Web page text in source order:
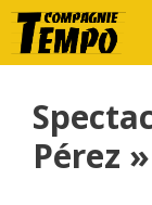
Aller
au
contenu
Pérez »